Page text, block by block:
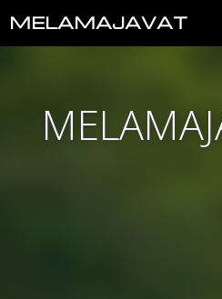
MELAMAJAVAT